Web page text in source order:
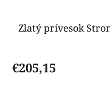
Zlatý prívesok
€205,15